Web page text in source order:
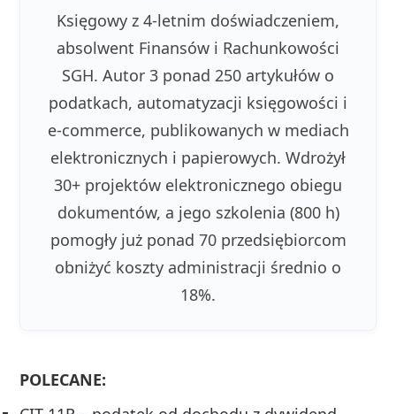
Księgowy z 4-letnim doświadczeniem,
absolwent Finansów i Rachunkowości
SGH. Autor 3 ponad 250 artykułów o
podatkach, automatyzacji księgowości i
e-commerce, publikowanych w mediach
elektronicznych i papierowych. Wdrożył
30+ projektów elektronicznego obiegu
dokumentów, a jego szkolenia (800 h)
pomogły już ponad 70 przedsiębiorcom
obniżyć koszty administracji średnio o
18%.
POLECANE: